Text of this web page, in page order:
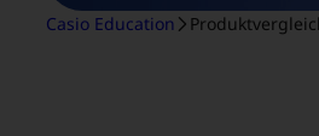
Casio Education